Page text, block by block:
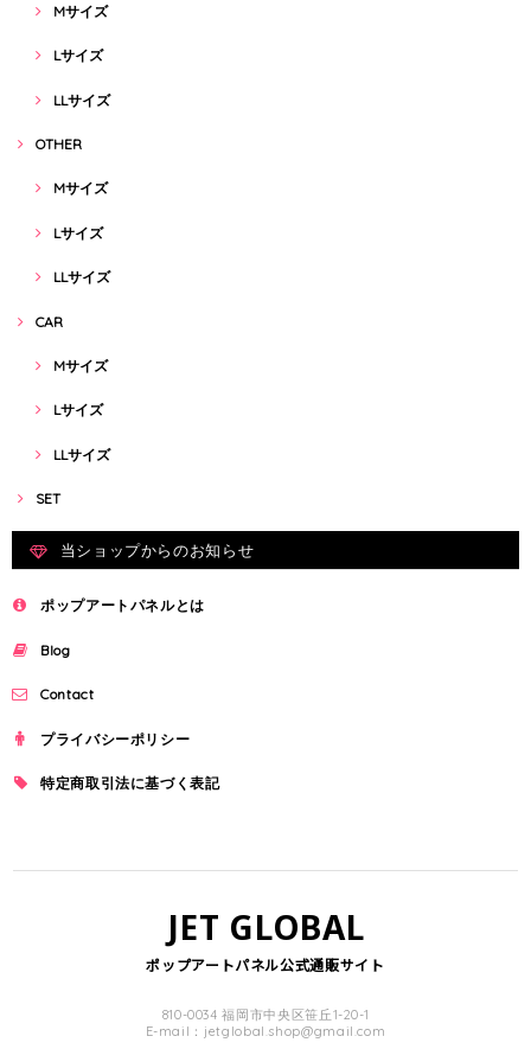
Mサイズ
Lサイズ
LLサイズ
OTHER
Mサイズ
Lサイズ
LLサイズ
CAR
Mサイズ
Lサイズ
LLサイズ
SET
当ショップからのお知らせ
ポップアートパネルとは
Blog
Contact
プライバシーポリシー
特定商取引法に基づく表記
JET GLOBAL
ポップアートパネル公式通販サイト
810-0034 福岡市中央区笹丘1-20-1
E-mail： jetglobal.shop@gmail.com